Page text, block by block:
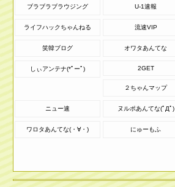
ブラブラブラウジング U-1速報
ライフハックちゃんねる 流速VIP
笑韓ブログ オワタあんてな
しぃアンテナ(*ﾟーﾟ) 2GET
２ちゃんマップ
ニュー速 ヌルポあんてな(ﾟДﾟ)
ワロタあんてな(・∀・) にゅーもふ